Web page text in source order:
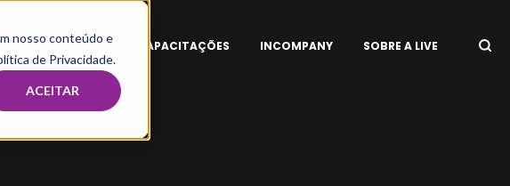
nosso conteúdo e
de Privacidade.
ACEITAR
MBA & PÓS CAPACITAÇÕES INCOMPANY SOBRE A LIVE